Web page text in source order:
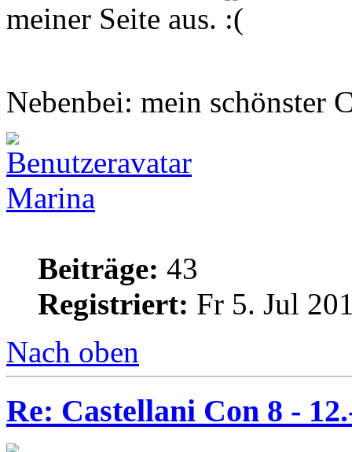
meiner Seite aus.
Nebenbei: mein schönster
Marina
Beiträge: 43
Registriert: Fr 5. Jul
Nach oben
Re: Castellani Con 8 -